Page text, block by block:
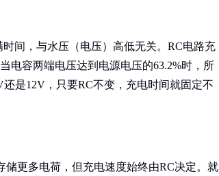
间，与水压（电压）高低无关。RC电路充
电容两端电压达到电源电压的63.2%时，所
是12V，只要RC不变，充电时间就固定不
储更多电荷，但充电速度始终由RC决定。就